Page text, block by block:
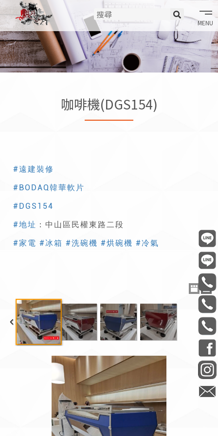
咖啡機(DGS154)
#遠建裝修
#BODAQ韓華軟片
#DGS154
#地址 ：中山區民權東路二段
#家電 #冰箱 #洗碗機 #烘碗機 #冷氣